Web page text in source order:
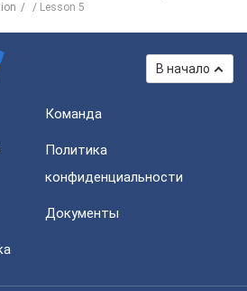
Lesson 5
В начало
Команда
Политика
конфиденциальности
Документы